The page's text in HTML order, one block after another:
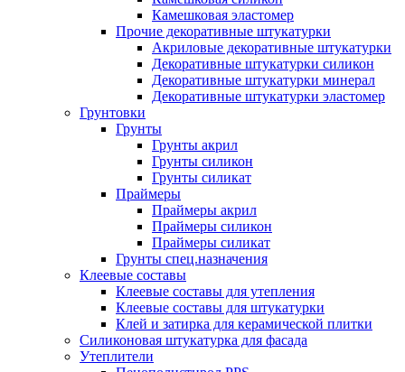
Камешковая эластомер
Прочие декоративные штукатурки
Акриловые декоративные штукатурки
Декоративные штукатурки силикон
Декоративные штукатурки минерал
Декоративные штукатурки эластомер
Грунтовки
Грунты
Грунты акрил
Грунты силикон
Грунты силикат
Праймеры
Праймеры акрил
Праймеры силикон
Праймеры силикат
Грунты спец.назначения
Клеевые составы
Клеевые составы для утепления
Клеевые составы для штукатурки
Клей и затирка для керамической плитки
Силиконовая штукатурка для фасада
Утеплители